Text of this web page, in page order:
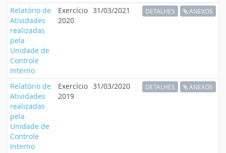
Relatório de
Atividades
realizadas
pela
Unidade de
Controle
Interno
Exercício
2020
31/03/2021 DETALHES ANEXOS
Relatório de
Atividades
realizadas
pela
Unidade de
Controle
Interno
Exercício
2019
31/03/2020 DETALHES ANEXOS